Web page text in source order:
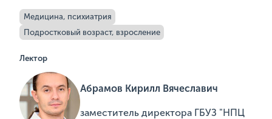
Медицина, психиатрия
Подростковый возраст, взросление
Лектор
Абрамов Кирилл Вячеславич
заместитель директора ГБУЗ "НПЦ